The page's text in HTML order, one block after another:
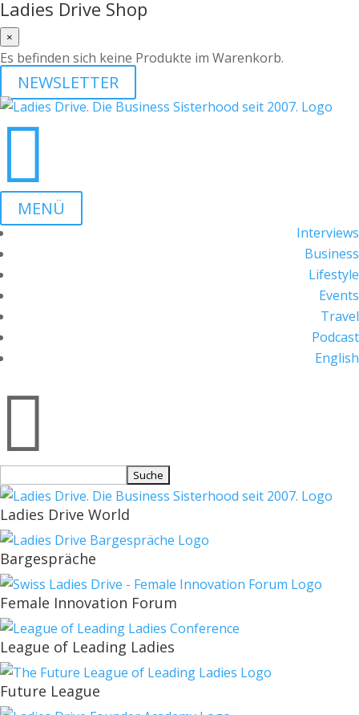
Ladies Drive Shop
×
Es befinden sich keine Produkte im Warenkorb.
NEWSLETTER

MENÜ
Interviews
Business
Lifestyle
Events
Travel
Podcast
English

nach:
Ladies Drive World
Bargespräche
Female Innovation Forum
League of Leading Ladies
Future League